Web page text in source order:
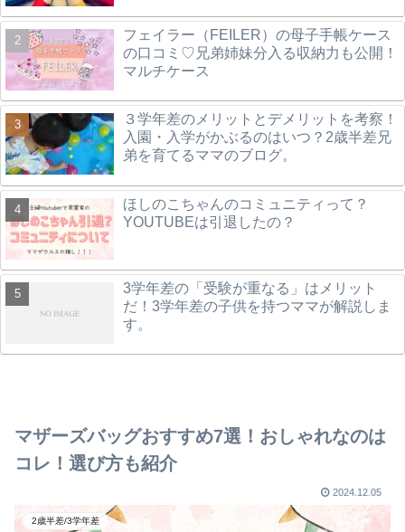
フェイラー（FEILER）の母子手帳ケース
の口コミ♡兄弟姉妹分入る収納力も公開！
マルチケース
３学年差のメリットとデメリットを考察！
入園・入学がかぶるのはいつ？2歳半差兄
弟を育てるママのブログ。
ほしのこちゃんのコミュニティって？
YOUTUBEは引退したの？
3学年差の「受験が重なる」はメリット
だ！3学年差の子供を持つママが解説しま
す。
マザーズバッグおすすめ7選！おしゃれなのは
コレ！選び方も紹介
2024.12.05
2歳半差/3学年差